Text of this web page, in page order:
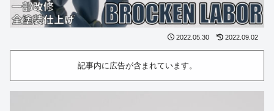
2022.05.30 2022.09.02
記事内に広告が含まれています。